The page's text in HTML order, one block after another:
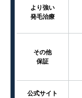
より強い
発毛治療
その他
保証
公式サイト